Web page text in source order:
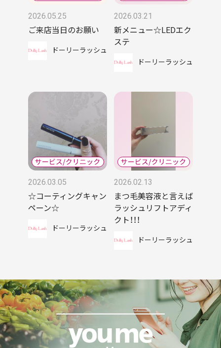
2026.05.25
ご来店当日のお願い
ドーリーラッシュ
2026.03.21
新メニュー☆LEDエク
ステ
ドーリーラッシュ
2026.03.05
☆コーティングキャン
ペーン☆
ドーリーラッシュ
2026.02.13
まつ毛美容液と言えば
ラッシュリフトアディ
クト！！！
ドーリーラッシュ